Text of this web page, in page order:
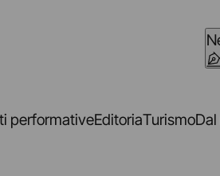
performativeEditoriaTurismo